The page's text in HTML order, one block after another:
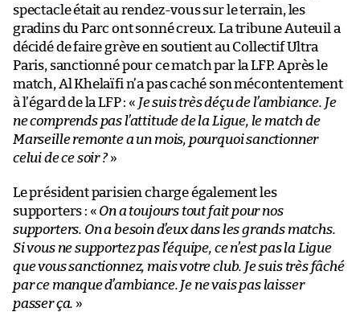
spectacle était au rendez-vous sur le terrain, les
gradins du Parc ont sonné creux. La tribune Auteuil a
décidé de faire grève en soutient au Collectif Ultra
Paris, sanctionné pour ce match par la LFP. Après le
match, Al Khelaïfi n’a pas caché son mécontentement
à l’égard de la LFP : « Je suis très déçu de l’ambiance. Je
ne comprends pas l’attitude de la Ligue, le match de
Marseille remonte a un mois, pourquoi sanctionner
celui de ce soir ?»
Le président parisien charge également les
supporters : « On a toujours tout fait pour nos
supporters. On a besoin d’eux dans les grands matchs.
Si vous ne supportez pas l’équipe, ce n’est pas la Ligue
que vous sanctionnez, mais votre club. Je suis très fâché
par ce manque d’ambiance. Je ne vais pas laisser
passer ça. »